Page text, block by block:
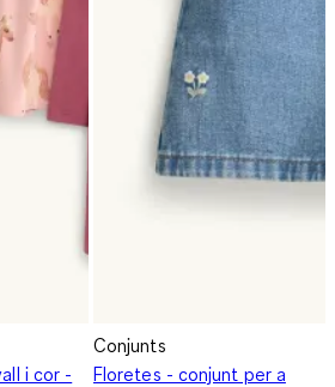
i cor -
Conjunts
Floretes - conjunt per a